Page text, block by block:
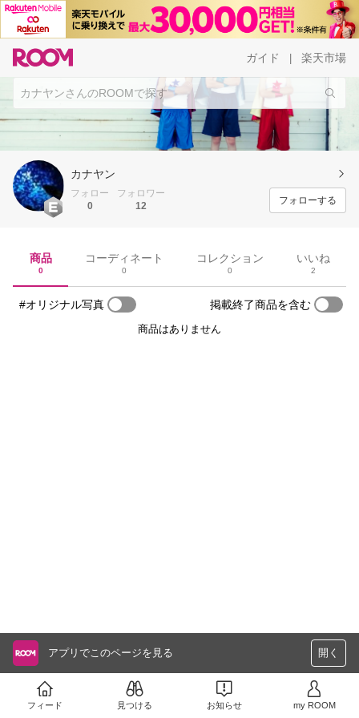
ガイド 楽天市場
カナヤン
フォロー
0
フォロワー
12
フォローする
商品
0
コーディネート
0
コレクション
0
いいね
2
#オリジナル写真 掲載終了商品を含む
商品はありません
アプリでこのページを見る 開く
フィード 見つける お知らせ my ROOM